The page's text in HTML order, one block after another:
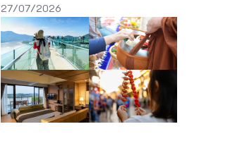
27/07/2026